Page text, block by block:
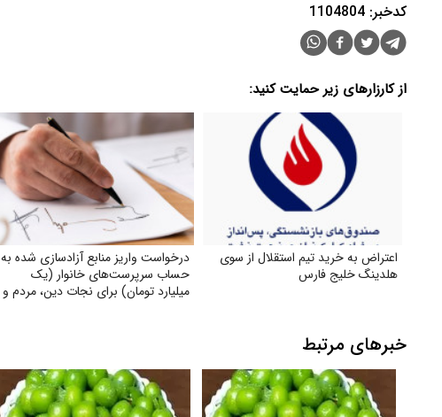
کدخبر: 1104804
از کارزارهای زیر حمایت کنید:
اعتراض به خرید تیم استقلال از سوی
هلدینگ خلیج فارس
درخواست واریز منابع آزادسازی شده به
حساب سرپرست‌های خانوار (یک
میلیارد تومان) برای نجات دین، مردم و
خبرهای مرتبط